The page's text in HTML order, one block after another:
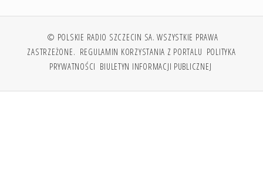
© POLSKIE RADIO SZCZECIN SA. WSZYSTKIE PRAWA
ZASTRZEŻONE. REGULAMIN KORZYSTANIA Z PORTALU POLITYKA
PRYWATNOŚCI BIULETYN INFORMACJI PUBLICZNEJ